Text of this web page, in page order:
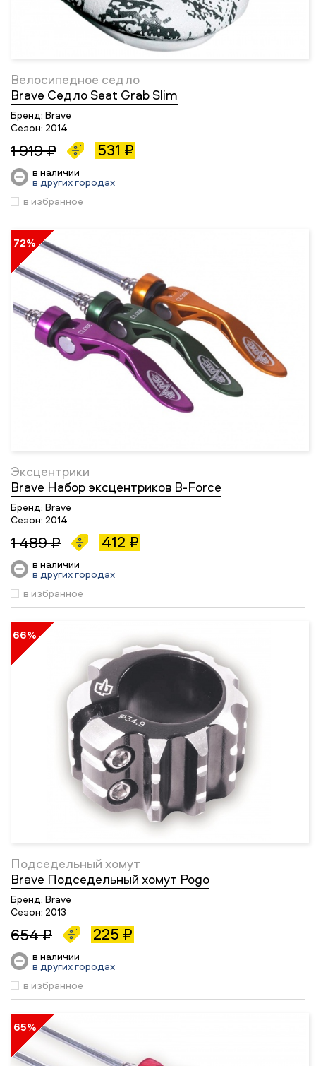
Велосипедное седло
Brave Седло Seat Grab Slim
Бренд: Brave
Сезон: 2014
1 919 ₽ 531 ₽
в наличии
в других городах
в избранное
72%
Эксцентрики
Brave Набор эксцентриков B-Force
Бренд: Brave
Сезон: 2014
1 489 ₽ 412 ₽
в наличии
в других городах
в избранное
66%
Подседельный хомут
Brave Подседельный хомут Pogo
Бренд: Brave
Сезон: 2013
654 ₽ 225 ₽
в наличии
в других городах
в избранное
65%